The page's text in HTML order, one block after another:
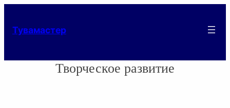
Тувамастер
Творческое развитие